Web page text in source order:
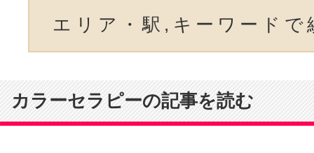
エリア・駅,キーワードで
カラーセラピーの記事を読む